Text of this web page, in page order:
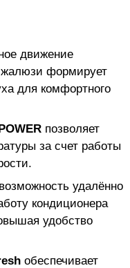
движение
жалюзи формирует
для комфортного
позволяет
за счет работы
удалённо
кондиционера
удобство
обеспечивает